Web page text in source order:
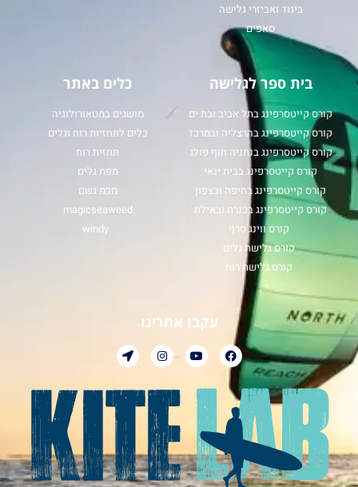
ביגוד ואביזרי גלישה
סאפים
בית ספר לגלישה
קורס קייטסרפינג בתל אביב ובת ים
קורס קייטסרפינג בהרצליה ובמרכז
קורס קייטסרפינג בנתניה חוף פולג
קורס קייטסרפינג בבית ינאי
קורס קייטסרפינג בחיפה ובצפון
קורס קייטסרפינג בכנרת ובאילת
קורס ווינג סרף
קורס גלישת גלים
קורס גלישת רוח
כלים באתר
מושגים במטאורולוגיה
כלים לתחזיות רוח וגלים
תחזית רוח
מפת גלים
מכמ גשם
magicseaweed
windy
עקבו אחרינו